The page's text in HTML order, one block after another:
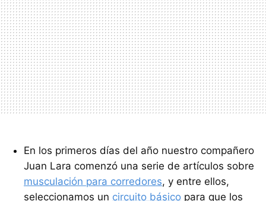
En los primeros días del año nuestro compañero
Juan Lara comenzó una serie de artículos sobre
musculación para corredores, y entre ellos,
seleccionamos un circuito básico para que los